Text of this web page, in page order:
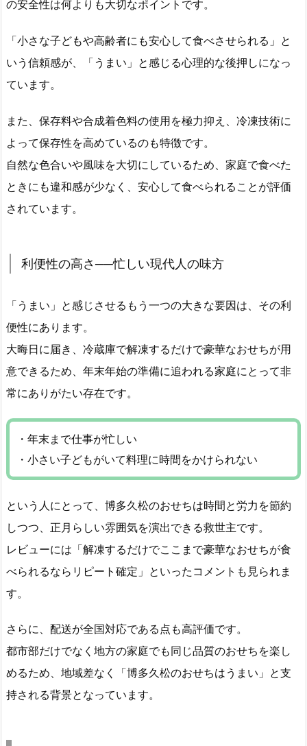
の安全性は何よりも大切なポイントです。
「小さな子どもや高齢者にも安心して食べさせられる」と
いう信頼感が、「うまい」と感じる心理的な後押しになっ
ています。
また、保存料や合成着色料の使用を極力抑え、冷凍技術に
よって保存性を高めているのも特徴です。
自然な色合いや風味を大切にしているため、家庭で食べた
ときにも違和感が少なく、安心して食べられることが評価
されています。
利便性の高さ──忙しい現代人の味方
「うまい」と感じさせるもう一つの大きな要因は、その利
便性にあります。
大晦日に届き、冷蔵庫で解凍するだけで豪華なおせちが用
意できるため、年末年始の準備に追われる家庭にとって非
常にありがたい存在です。
・年末まで仕事が忙しい
・小さい子どもがいて料理に時間をかけられない
という人にとって、博多久松のおせちは時間と労力を節約
しつつ、正月らしい雰囲気を演出できる救世主です。
レビューには「解凍するだけでここまで豪華なおせちが食
べられるならリピート確定」といったコメントも見られま
す。
さらに、配送が全国対応である点も高評価です。
都市部だけでなく地方の家庭でも同じ品質のおせちを楽し
めるため、地域差なく「博多久松のおせちはうまい」と支
持される背景となっています。